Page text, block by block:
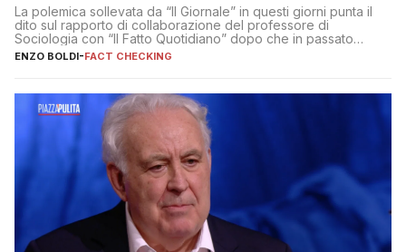
La polemica sollevata da “Il Giornale” in questi giorni punta il
dito sul rapporto di collaborazione del professore di
Sociologia con “Il Fatto Quotidiano” dopo che in passato
erano volati stracci
ENZO BOLDI-FACT CHECKING